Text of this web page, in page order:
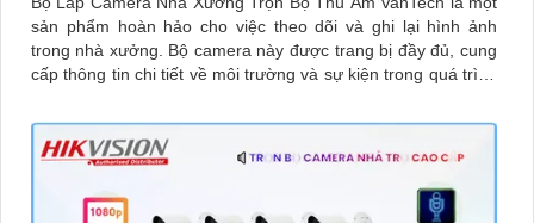
sản phẩm hoàn hảo cho việc theo dõi và ghi lại hình ảnh
trong nhà xưởng. Bộ camera này được trang bị đầy đủ, cung
cấp thông tin chi tiết về môi trường và sự kiện trong quá trình